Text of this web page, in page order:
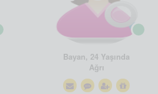
Bayan, 24 Yaşında
Ağrı